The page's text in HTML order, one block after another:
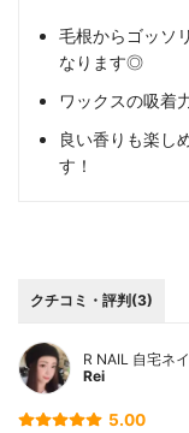
毛根からゴッソ
なります◎
ワックスの吸着
良い香りも楽し
す！
クチコミ・評判(3)
R NAIL 自宅ネ
Rei
5.00